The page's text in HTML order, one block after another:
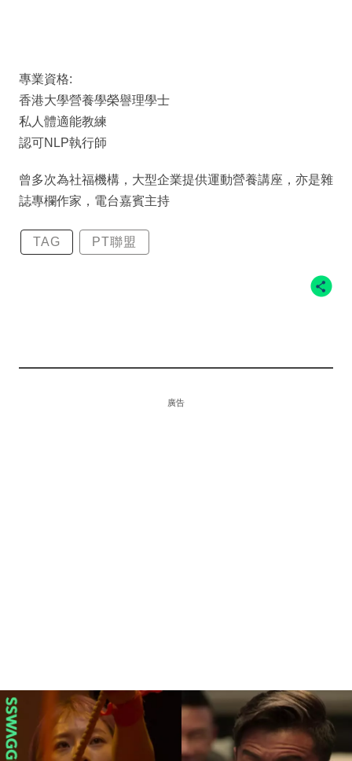
專業資格:
香港大學營養學榮譽理學士
私人體適能教練
認可NLP執行師
曾多次為社福機構，大型企業提供運動營養講座，亦是雜
誌專欄作家，電台嘉賓主持
TAG PT聯盟
廣告